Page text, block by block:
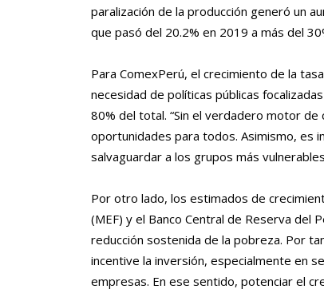
paralización de la producción generó un
que pasó del 20.2% en 2019 a más del
Para ComexPerú, el crecimiento de la
necesidad de políticas públicas
80% del total. “Sin el verdadero motor
oportunidades para todos. Asimismo, es
salvaguardar a los grupos más
Por otro lado, los estimados de
(MEF) y el Banco Central de Reserva del
reducción sostenida de la pobreza. Por
incentive la inversión, especialmente en
empresas. En ese sentido, potenciar el